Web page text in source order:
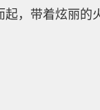
，带着炫丽